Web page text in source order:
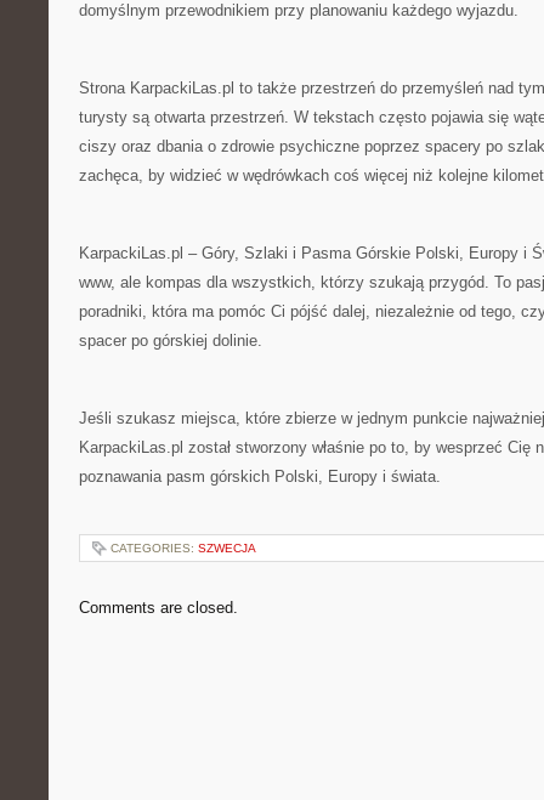
domyślnym przewodnikiem przy planowaniu każdego wyjazdu.
Strona KarpackiLas.pl to także przestrzeń do przemyśleń nad
turysty są otwarta przestrzeń. W tekstach często pojawia się
ciszy oraz dbania o zdrowie psychiczne poprzez spacery po
zachęca, by widzieć w wędrówkach coś więcej niż kolejne
KarpackiLas.pl – Góry, Szlaki i Pasma Górskie Polski, Europy i
www, ale kompas dla wszystkich, którzy szukają przygód. To
poradniki, która ma pomóc Ci pójść dalej, niezależnie od tego,
spacer po górskiej dolinie.
Jeśli szukasz miejsca, które zbierze w jednym punkcie
KarpackiLas.pl został stworzony właśnie po to, by wesprzeć Cię
poznawania pasm górskich Polski, Europy i świata.
CATEGORIES: SZWECJA
Comments are closed.